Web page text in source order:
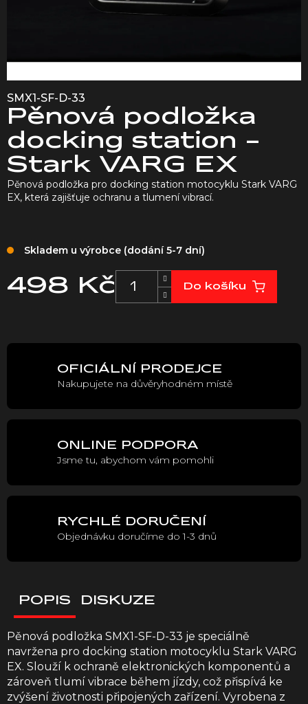
SMX1-SF-D-33
Pěnová podložka
docking station -
Stark VARG EX
498 Kč
cena:
Skladem u výrobce (dodání 5-7 dní)
Do košíku
Pěnová podložka pro docking station motocyklu Stark VARG
EX, která zajišťuje ochranu a tlumení vibrací.
OFICIÁLNÍ PRODEJCE
Nakupujete na důvěryhodném místě
ONLINE PODPORA
Jsme tu, abychom vám pomohli
RYCHLÉ DORUČENÍ
Objednávku doručíme do 1-3 dnů
POPIS DISKUZE
Pěnová podložka SMX1-SF-D-33 je speciálně
navržena pro docking station motocyklu Stark VARG
EX. Slouží k ochraně elektronických komponentů a
zároveň tlumí vibrace během jízdy, což přispívá ke
zvýšení životnosti připojených zařízení. Vyrobena z